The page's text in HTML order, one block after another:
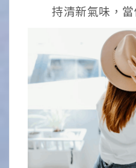
持清新氣味，當